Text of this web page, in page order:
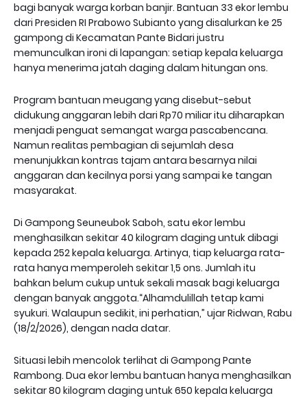
bagi banyak warga korban banjir. Bantuan 33 ekor lembu
dari Presiden RI Prabowo Subianto yang disalurkan ke 25
gampong di Kecamatan Pante Bidari justru
memunculkan ironi di lapangan: setiap kepala keluarga
hanya menerima jatah daging dalam hitungan ons.
Program bantuan meugang yang disebut-sebut
didukung anggaran lebih dari Rp70 miliar itu diharapkan
menjadi penguat semangat warga pascabencana.
Namun realitas pembagian di sejumlah desa
menunjukkan kontras tajam antara besarnya nilai
anggaran dan kecilnya porsi yang sampai ke tangan
masyarakat.
Di Gampong Seuneubok Saboh, satu ekor lembu
menghasilkan sekitar 40 kilogram daging untuk dibagi
kepada 252 kepala keluarga. Artinya, tiap keluarga rata-
rata hanya memperoleh sekitar 1,5 ons. Jumlah itu
bahkan belum cukup untuk sekali masak bagi keluarga
dengan banyak anggota.“Alhamdulillah tetap kami
syukuri. Walaupun sedikit, ini perhatian,” ujar Ridwan, Rabu
(18/2/2026), dengan nada datar.
Situasi lebih mencolok terlihat di Gampong Pante
Rambong. Dua ekor lembu bantuan hanya menghasilkan
sekitar 80 kilogram daging untuk 650 kepala keluarga